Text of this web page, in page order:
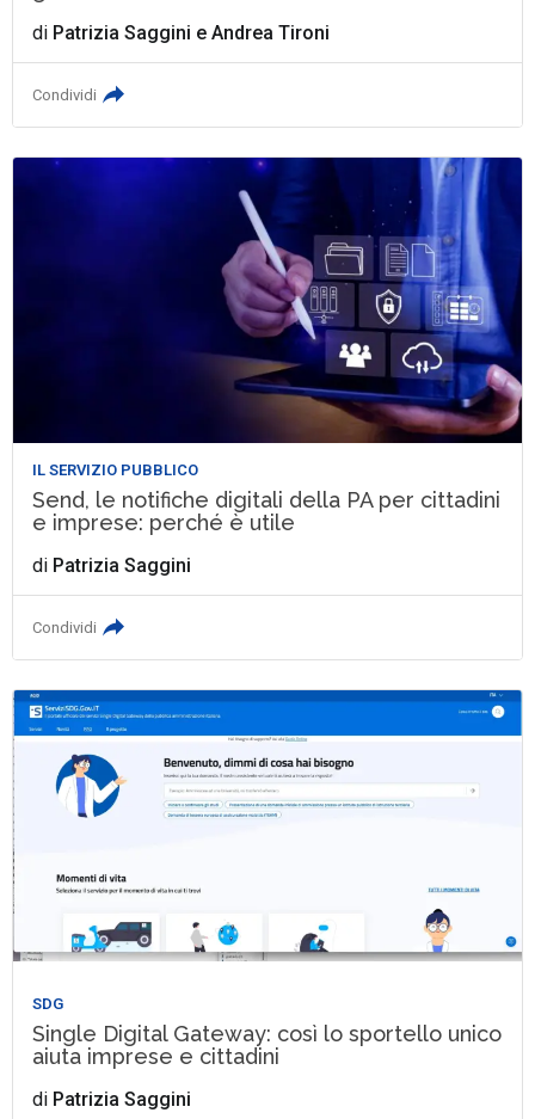
di Patrizia Saggini eAndrea Tironi
Condividi
IL SERVIZIO PUBBLICO
Send, le notifiche digitali della PA per cittadini
e imprese: perché è utile
di Patrizia Saggini
Condividi
SDG
Single Digital Gateway: così lo sportello unico
aiuta imprese e cittadini
di Patrizia Saggini